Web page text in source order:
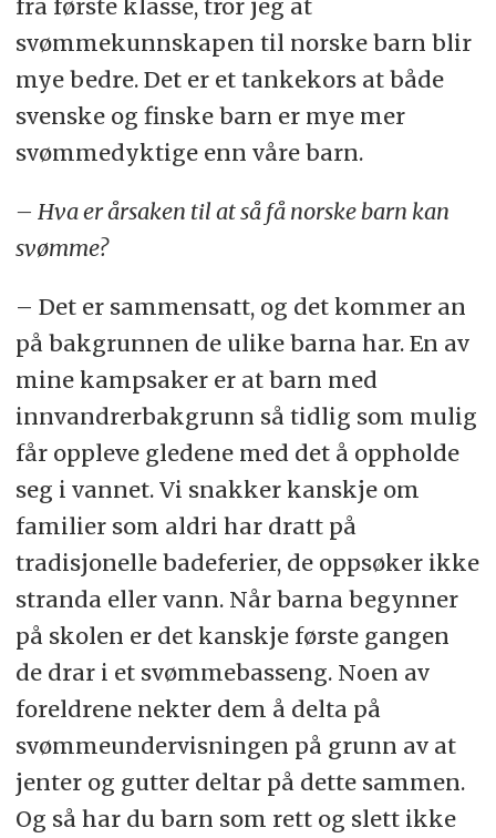
fra første klasse, tror jeg at
svømmekunnskapen til norske barn blir
mye bedre. Det er et tankekors at både
svenske og finske barn er mye mer
svømmedyktige enn våre barn.
– Hva er årsaken til at så få norske barn kan
svømme?
– Det er sammensatt, og det kommer an
på bakgrunnen de ulike barna har. En av
mine kampsaker er at barn med
innvandrerbakgrunn så tidlig som mulig
får oppleve gledene med det å oppholde
seg i vannet. Vi snakker kanskje om
familier som aldri har dratt på
tradisjonelle badeferier, de oppsøker ikke
stranda eller vann. Når barna begynner
på skolen er det kanskje første gangen
de drar i et svømmebasseng. Noen av
foreldrene nekter dem å delta på
svømmeundervisningen på grunn av at
jenter og gutter deltar på dette sammen.
Og så har du barn som rett og slett ikke